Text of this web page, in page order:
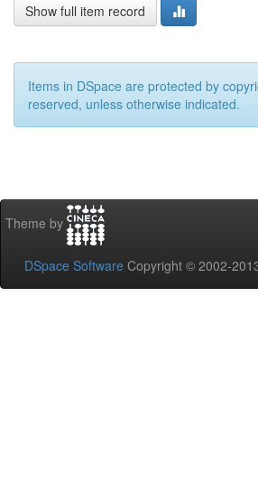
Show full item record
Items in DSpace are protected by
reserved, unless otherwise indicated.
Theme by
DSpace Software Copyright © 2002-